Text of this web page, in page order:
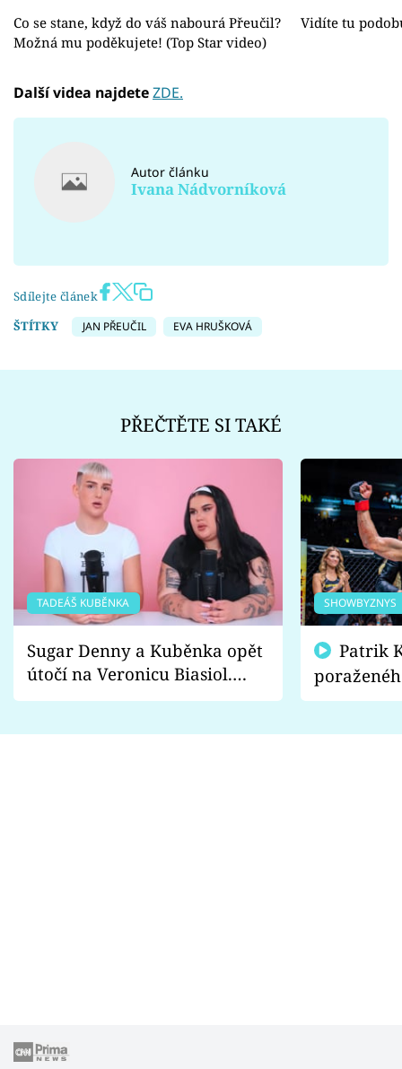
Co se stane, když do váš nabourá Přeučil?
Možná mu poděkujete! (Top Star video)
Vidíte tu
Další videa najdeteZDE.
Autor článku
Ivana Nádvorníková
Sdílejte článek
ŠTÍTKY
JAN PŘEUČIL EVA HRUŠKOVÁ
PŘEČTĚTE SI TAKÉ
TADEÁŠ KUBĚNKA
Sugar Denny a Kuběnka opět
útočí na Veronicu Biasiol.
Proč je podle nich falešná a
SHOWBYZNYS
fanoušci